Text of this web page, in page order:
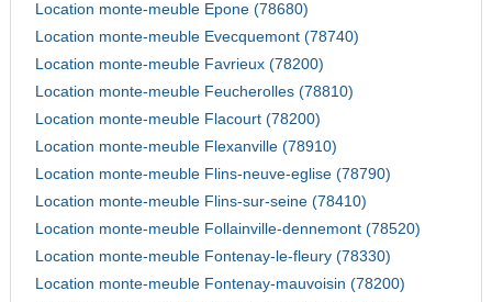
Location monte-meuble Epone (78680)
Location monte-meuble Evecquemont (78740)
Location monte-meuble Favrieux (78200)
Location monte-meuble Feucherolles (78810)
Location monte-meuble Flacourt (78200)
Location monte-meuble Flexanville (78910)
Location monte-meuble Flins-neuve-eglise (78790)
Location monte-meuble Flins-sur-seine (78410)
Location monte-meuble Follainville-dennemont (78520)
Location monte-meuble Fontenay-le-fleury (78330)
Location monte-meuble Fontenay-mauvoisin (78200)